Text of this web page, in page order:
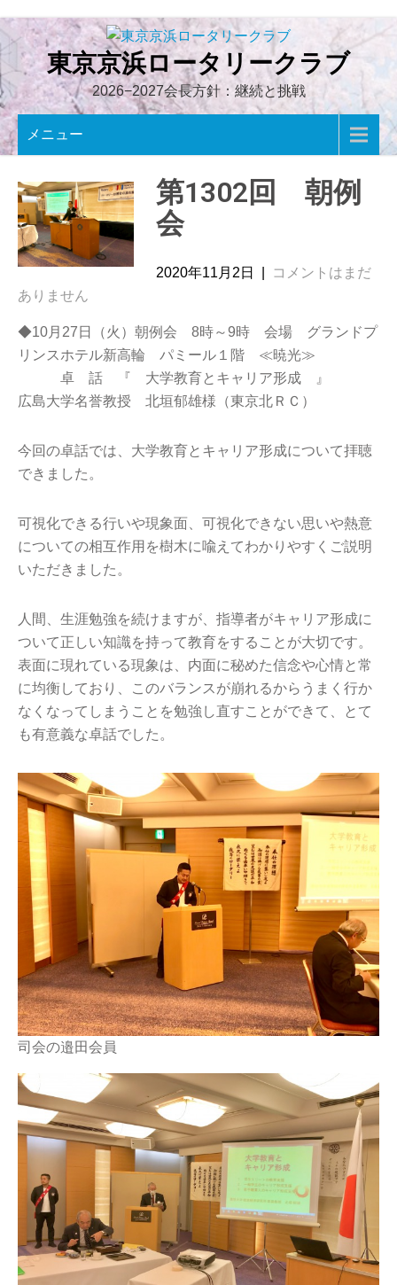
content 東京京浜ロータリークラブ
2026−2027会長方針：継続と挑戦
メニュー
第1302回 朝例
会
2020年11月2日
コメントはまだ
ありません
◆10月27日（火）朝例会 8時～9時 会場 グランドプ
リンスホテル新高輪 パミール１階 ≪暁光≫
卓 話 『 大学教育とキャリア形成 』
広島大学名誉教授 北垣郁雄様（東京北ＲＣ）
今回の卓話では、大学教育とキャリア形成について拝聴
できました。
可視化できる行いや現象面、可視化できない思いや熱意
についての相互作用を樹木に喩えてわかりやすくご説明
いただきました。
人間、生涯勉強を続けますが、指導者がキャリア形成に
ついて正しい知識を持って教育をすることが大切です。
表面に現れている現象は、内面に秘めた信念や心情と常
に均衡しており、このバランスが崩れるからうまく行か
なくなってしまうことを勉強し直すことができて、とて
も有意義な卓話でした。
司会の邉田会員